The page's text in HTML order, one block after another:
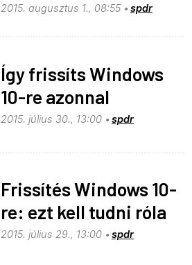
2015. augusztus 1., 08:55 spdr
Így frissíts Windows
10-re azonnal
2015. július 30., 13:00 spdr
Frissítés Windows 10-
re: ezt kell tudni róla
2015. július 29., 13:00 spdr